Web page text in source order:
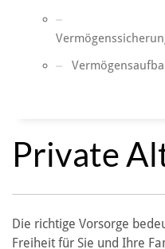
Private
Die richtige Vorsorge
Freiheit für Sie und Ihre